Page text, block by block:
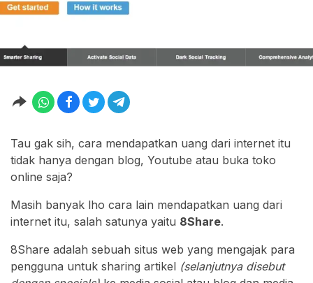
Tau gak sih, cara mendapatkan uang dari internet itu
tidak hanya dengan blog, Youtube atau buka toko
online saja?
Masih banyak lho cara lain mendapatkan uang dari
internet itu, salah satunya yaitu 8Share.
8Share adalah sebuah situs web yang mengajak para
pengguna untuk sharing artikel (selanjutnya disebut